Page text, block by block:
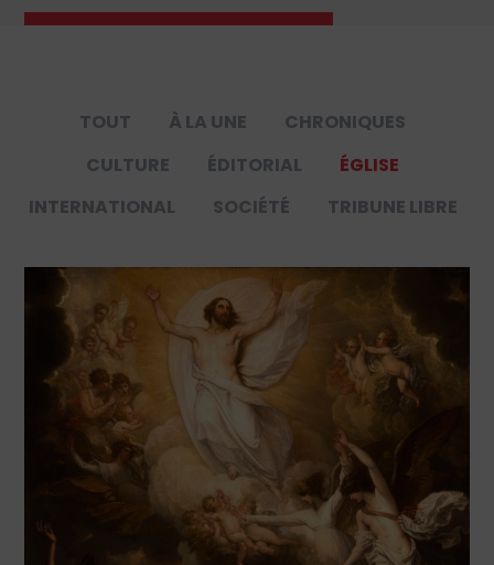
TOUT À LA UNE
CHRONIQUES
CULTURE
ÉDITORIAL
ÉGLISE
INTERNATIONAL
SOCIÉTÉ TRIBUNE LIBRE